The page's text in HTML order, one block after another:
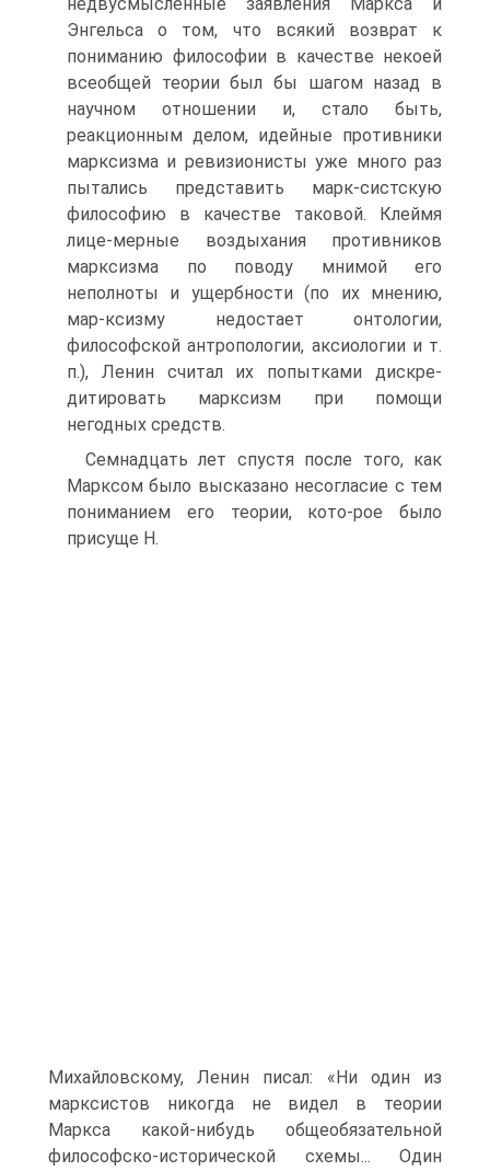
Энгельса о том, что всякий возврат к
пониманию философии в качестве некоей
всеобщей теории был бы шагом назад в
научном отношении и, стало быть,
реакционным делом, идейные противники
марксизма и ревизионисты уже много раз
пытались представить марк-систскую
философию в качестве таковой. Клеймя
лице-мерные воздыхания противников
марксизма по поводу мнимой его
неполноты и ущербности (по их мнению,
мар-ксизму недостает онтологии,
философской антропологии, аксиологии и т.
п.), Ленин считал их попытками дискре-
дитировать марксизм при помощи
негодных средств.
Семнадцать лет спустя после того, как
Марксом было высказано несогласие с тем
пониманием его теории, кото-рое было
присуще Н.
Михайловскому, Ленин писал: «Ни один из
марксистов никогда не видел в теории
Маркса какой-нибудь общеобязательной
философско-исторической схемы... Один